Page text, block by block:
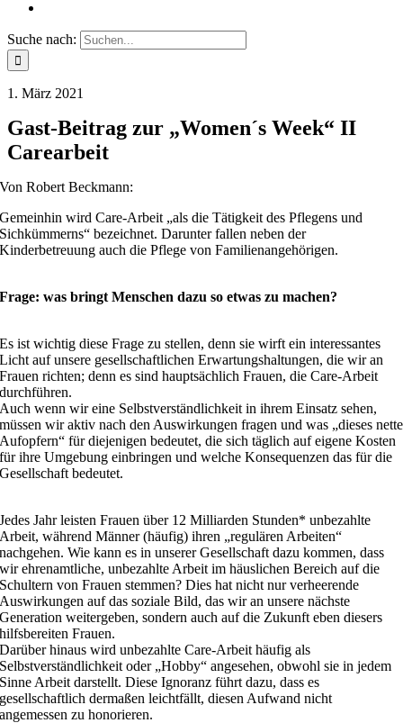
Suche nach:
1. März 2021
Gast-Beitrag zur „Women´s Week“ II
Carearbeit
Von Robert Beckmann:
Gemeinhin wird Care-Arbeit „als die Tätigkeit des Pflegens und
Sichkümmerns“ bezeichnet. Darunter fallen neben der
Kinderbetreuung auch die Pflege von Familienangehörigen.
Frage: was bringt Menschen dazu so etwas zu machen?
Es ist wichtig diese Frage zu stellen, denn sie wirft ein interessantes
Licht auf unsere gesellschaftlichen Erwartungshaltungen, die wir an
Frauen richten; denn es sind hauptsächlich Frauen, die Care-Arbeit
durchführen.
Auch wenn wir eine Selbstverständlichkeit in ihrem Einsatz sehen,
müssen wir aktiv nach den Auswirkungen fragen und was „dieses nette
Aufopfern“ für diejenigen bedeutet, die sich täglich auf eigene Kosten
für ihre Umgebung einbringen und welche Konsequenzen das für die
Gesellschaft bedeutet.
Jedes Jahr leisten Frauen über 12 Milliarden Stunden* unbezahlte
Arbeit, während Männer (häufig) ihren „regulären Arbeiten“
nachgehen. Wie kann es in unserer Gesellschaft dazu kommen, dass
wir ehrenamtliche, unbezahlte Arbeit im häuslichen Bereich auf die
Schultern von Frauen stemmen? Dies hat nicht nur verheerende
Auswirkungen auf das soziale Bild, das wir an unsere nächste
Generation weitergeben, sondern auch auf die Zukunft eben diesers
hilfsbereiten Frauen.
Darüber hinaus wird unbezahlte Care-Arbeit häufig als
Selbstverständlichkeit oder „Hobby“ angesehen, obwohl sie in jedem
Sinne Arbeit darstellt. Diese Ignoranz führt dazu, dass es
gesellschaftlich dermaßen leichtfällt, diesen Aufwand nicht
angemessen zu honorieren.